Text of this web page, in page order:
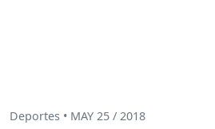
Deportes • MAY 25 / 2018